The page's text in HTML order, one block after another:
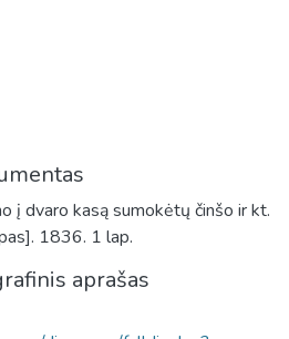
į dvaro kasą sumokėtų činšo ir kt.
1836. 1 lap.
aprašas